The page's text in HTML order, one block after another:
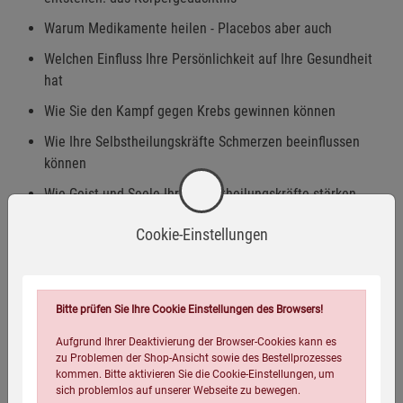
Warum Medikamente heilen - Placebos aber auch
Welchen Einfluss Ihre Persönlichkeit auf Ihre Gesundheit
hat
Wie Sie den Kampf gegen Krebs gewinnen können
Wie Ihre Selbstheilungskräfte Schmerzen beeinflussen
können
Wie Geist und Seele Ihre Selbstheilungskräfte stärken
Und vieles, vieles mehr .
unterschätzen!
Eigenschaften
Cookie-Einstellungen
Bitte prüfen Sie Ihre Cookie Einstellungen des Browsers!
Aufgrund Ihrer Deaktivierung der Browser-Cookies kann es
zu Problemen der Shop-Ansicht sowie des Bestellprozesses
kommen. Bitte aktivieren Sie die Cookie-Einstellungen, um
sich problemlos auf unserer Webseite zu bewegen.